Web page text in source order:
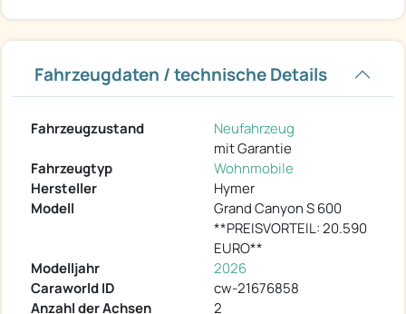
Fahrzeugdaten / technische Details
Fahrzeugzustand
Neufahrzeug
mit Garantie
Fahrzeugtyp
Wohnmobile
Hersteller
Hymer
Modell
Grand Canyon S 600
**PREISVORTEIL: 20.590
EURO**
Modelljahr
2026
Caraworld ID
cw-21676858
Anzahl der Achsen
2